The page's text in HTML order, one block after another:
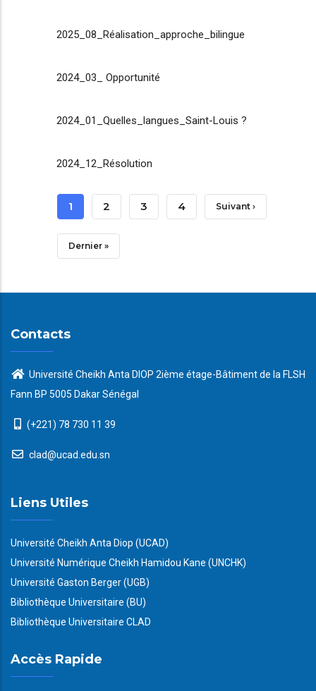
2025_08_Réalisation_approche_bilingue
2024_03_ Opportunité
2024_01_Quelles_langues_Saint-Louis ?
2024_12_Résolution
Pagination
Page
Courante
1 Page
2 Page
3 Page
4 Page
Suivant ›
Dernière
Dernier »
Contacts
Université Cheikh Anta DIOP 2ième étage-Bâtiment de la FLSH
Fann BP 5005 Dakar Sénégal
(+221) 78 730 11 39
clad@ucad.edu.sn
Liens Utiles
Université Cheikh Anta Diop (UCAD)
Université Numérique Cheikh Hamidou Kane (UNCHK)
Université Gaston Berger (UGB)
Bibliothèque Universitaire (BU)
Bibliothèque Universitaire CLAD
Accès Rapide